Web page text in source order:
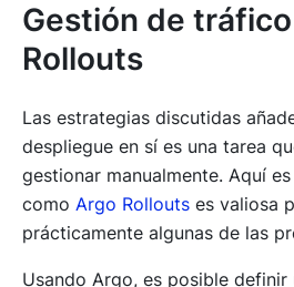
Gestión de
Rollouts
Las estrategias discutidas
despliegue en sí es una tarea
gestionar manualmente. Aquí
como Argo Rollouts es valiosa
prácticamente algunas de las
Usando Argo, es posible definir